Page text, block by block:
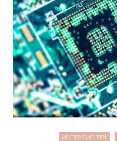
LEITERPLATTEN